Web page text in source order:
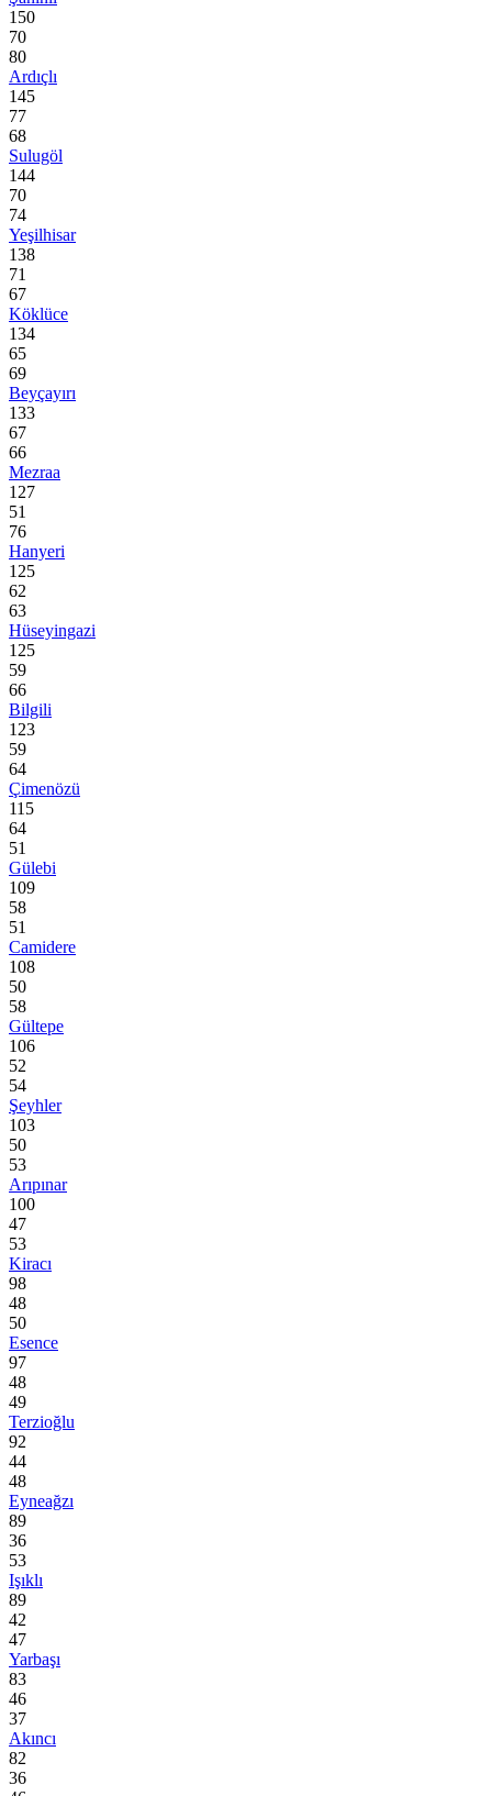
150
70
80
Ardıçlı
145
77
68
Sulugöl
144
70
74
Yeşilhisar
138
71
67
Köklüce
134
65
69
Beyçayırı
133
67
66
Mezraa
127
51
76
Hanyeri
125
62
63
Hüseyingazi
125
59
66
Bilgili
123
59
64
Çimenözü
115
64
51
Gülebi
109
58
51
Camidere
108
50
58
Gültepe
106
52
54
Şeyhler
103
50
53
Arıpınar
100
47
53
Kiracı
98
48
50
Esence
97
48
49
Terzioğlu
92
44
48
Eyneağzı
89
36
53
Işıklı
89
42
47
Yarbaşı
83
46
37
Akıncı
82
36